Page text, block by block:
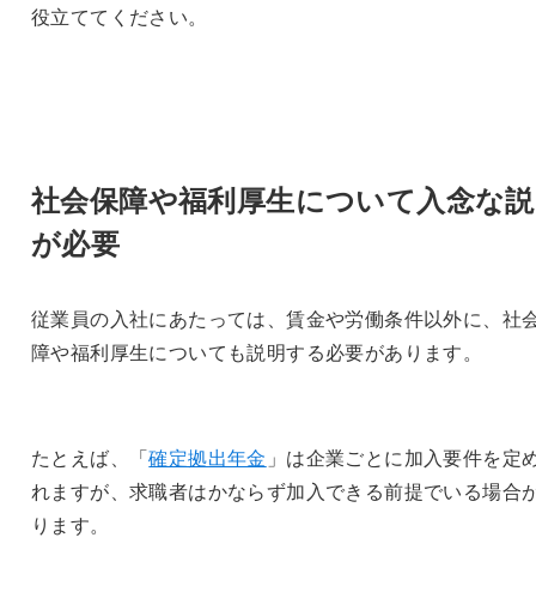
役立ててください。
社会保障や福利厚生について入念な
が必要
従業員の入社にあたっては、賃金や労働条件以外に、社
障や福利厚生についても説明する必要があります。
たとえば、「確定拠出年金 」は企業ごとに加入要件を定
れますが、求職者はかならず加入できる前提でいる場合
ります。